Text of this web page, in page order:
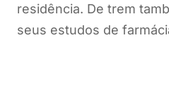
residência. De trem
seus estudos de